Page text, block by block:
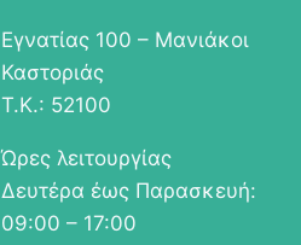
Εγνατίας 100 – Μανιάκοι
Καστοριάς
Τ.Κ.: 52100
Ώρες λειτουργίας
Δευτέρα έως Παρασκευή:
09:00 – 17:00